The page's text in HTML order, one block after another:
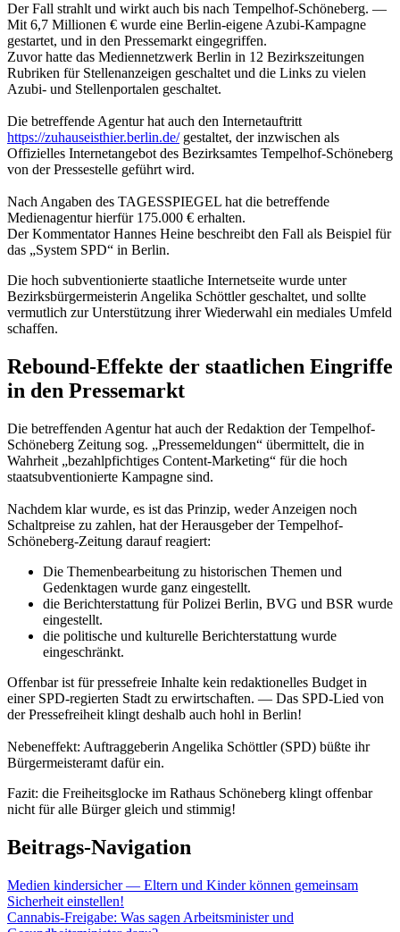
Der Fall strahlt und wirkt auch bis nach Tempelhof-Schöneberg. —
Mit 6,7 Millionen € wurde eine Berlin-eigene Azubi-Kampagne
gestartet, und in den Pressemarkt eingegriffen.
Zuvor hatte das Mediennetzwerk Berlin in 12 Bezirkszeitungen
Rubriken für Stellenanzeigen geschaltet und die Links zu vielen
Azubi- und Stellenportalen geschaltet.
Die betreffende Agentur hat auch den Internetauftritt
https://zuhauseisthier.berlin.de/gestaltet, der inzwischen als
Offizielles Internetangebot des Bezirksamtes Tempelhof-Schöneberg
von der Pressestelle geführt wird.
Nach Angaben des TAGESSPIEGEL hat die betreffende
Medienagentur hierfür 175.000 € erhalten.
Der Kommentator Hannes Heine beschreibt den Fall als Beispiel für
das „System SPD“ in Berlin.
Die hoch subventionierte staatliche Internetseite wurde unter
Bezirksbürgermeisterin Angelika Schöttler geschaltet, und sollte
vermutlich zur Unterstützung ihrer Wiederwahl ein mediales Umfeld
schaffen.
Rebound-Effekte der staatlichen Eingriffe
in den Pressemarkt
Die betreffenden Agentur hat auch der Redaktion der Tempelhof-
Schöneberg Zeitung sog. „Pressemeldungen“ übermittelt, die in
Wahrheit „bezahlpfichtiges Content-Marketing“ für die hoch
staatsubventionierte Kampagne sind.
Nachdem klar wurde, es ist das Prinzip, weder Anzeigen noch
Schaltpreise zu zahlen, hat der Herausgeber der Tempelhof-
Schöneberg-Zeitung darauf reagiert:
Die Themenbearbeitung zu historischen Themen und
Gedenktagen wurde ganz eingestellt.
die Berichterstattung für Polizei Berlin, BVG und BSR wurde
eingestellt.
die politische und kulturelle Berichterstattung wurde
eingeschränkt.
Offenbar ist für pressefreie Inhalte kein redaktionelles Budget in
einer SPD-regierten Stadt zu erwirtschaften. — Das SPD-Lied von
der Pressefreiheit klingt deshalb auch hohl in Berlin!
Nebeneffekt: Auftraggeberin Angelika Schöttler (SPD) büßte ihr
Bürgermeisteramt dafür ein.
Fazit: die Freiheitsglocke im Rathaus Schöneberg klingt offenbar
nicht für alle Bürger gleich und stimmig!
Beitrags-Navigation
Medien kindersicher — Eltern und Kinder können gemeinsam
Sicherheit einstellen!
Cannabis-Freigabe: Was sagen Arbeitsminister und